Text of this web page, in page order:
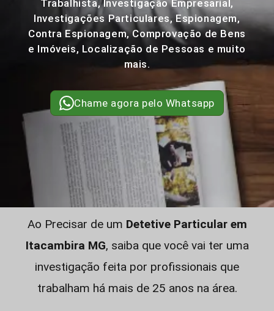
Trabalhista, Investigação Empresarial,
Investigações Particulares, Espionagem,
Contra Espionagem, Comprovação de Bens
e Imóveis, Localização de Pessoas e muito
mais.
Chame agora pelo Whatsapp
Ao Precisar de um Detetive Particular em
Itacambira MG, saiba que você vai ter uma
investigação feita por profissionais que
trabalham há mais de 25 anos na área.